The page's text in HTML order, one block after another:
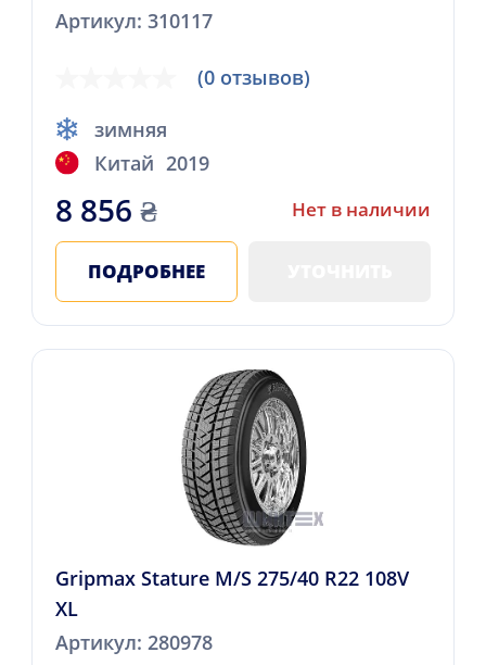
Артикул: 310117
(0 отзывов)
зимняя
Китай 2019
8 856 ₴ Нет в наличии
ПОДРОБНЕЕ
Gripmax Stature M/S 275/40 R22 108V
XL
Артикул: 280978